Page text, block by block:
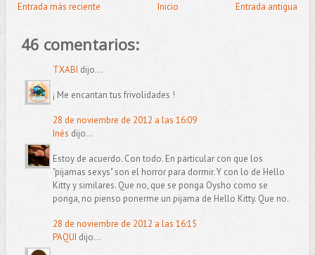
Entrada más reciente Entrada antigua
Inicio
46 comentarios:
TXABI dijo...
¡ Me encantan tus frivolidades !
28 de noviembre de 2012 a las 16:09
Inés dijo...
Estoy de acuerdo. Con todo. En particular con que los
"pijamas sexys" son el horror para dormir. Y con lo de Hello
Kitty y similares. Que no, que se ponga Oysho como se
ponga, no pienso ponerme un pijama de Hello Kitty. Que no.
28 de noviembre de 2012 a las 16:15
PAQUI dijo...